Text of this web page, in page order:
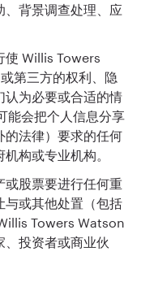
背景调查处理、应
使 Willis Towers
第三方的权利、隐
认为必要或合适的情
能会把个人信息分享
的法律）要求的任何
构或专业机构。
或股票要进行任何重
与或其他处置（包括
Towers Watson
、投资者或商业伙